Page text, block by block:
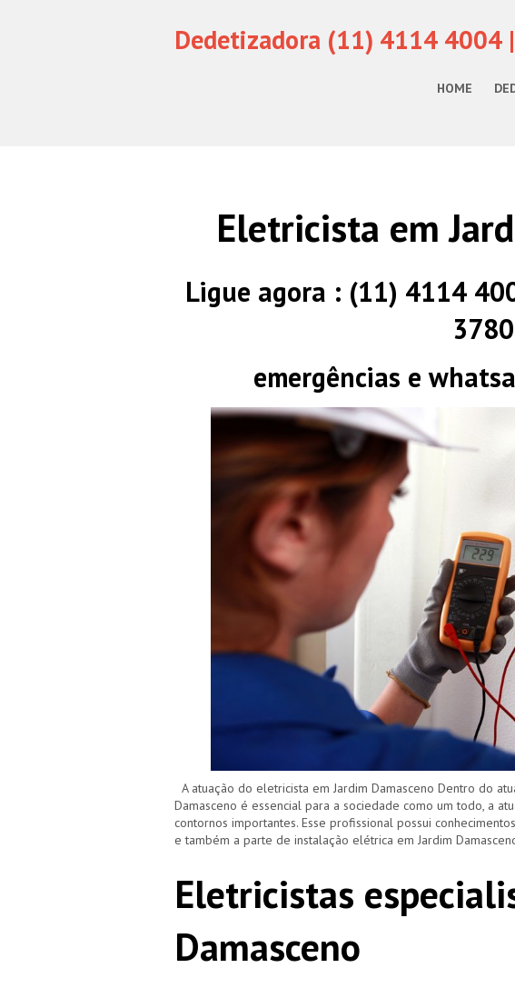
Dedetizadora (11) 4114 4004
HOME
Eletricista em
Ligue agora : (11) 4114
3780
emergências e
A atuação do eletricista em Jardim Damasceno Dentro do
Damasceno é essencial para a sociedade como um todo, a
contornos importantes. Esse profissional possui
e também a parte de instalação elétrica em Jardim
Eletricistas
Damasceno